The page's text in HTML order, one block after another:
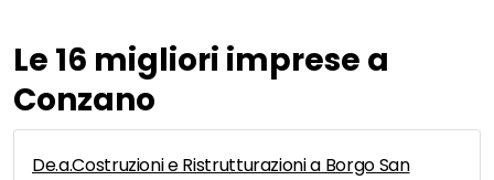
Le 16 migliori imprese a
Conzano
De.a.Costruzioni e Ristrutturazioni a Borgo San